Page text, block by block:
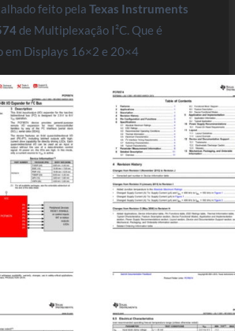
feito pela Texas Instruments
de Multiplexação I²C. Que é
em Displays 16×2 e 20×4